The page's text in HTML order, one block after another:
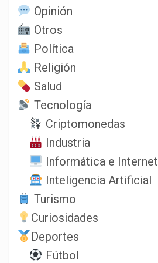
Opinión
Otros
Política
Religión
Salud
Tecnología
Criptomonedas
Industria
Informática e Internet
Inteligencia Artificial
Turismo
Curiosidades
Deportes
Fútbol